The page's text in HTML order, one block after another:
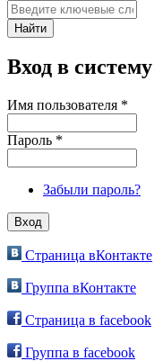
Вход в систему
Имя пользователя *
Пароль *
Забыли пароль?
Страница вКонтакте
Группа вКонтакте
Страница в facebook
Группа в facebook